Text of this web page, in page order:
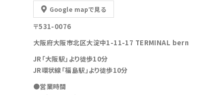
Google mapで見る
〒531-0076
大阪府大阪市北区大淀中1-11-17 TERMINAL bern
JR「大阪駅」より徒歩10分
JR環状線「福島駅」より徒歩10分
●営業時間